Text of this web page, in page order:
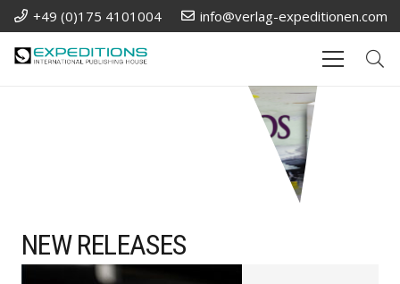
+49 (0)175 4101004 info@verlag-expeditionen.com
NEW RELEASES